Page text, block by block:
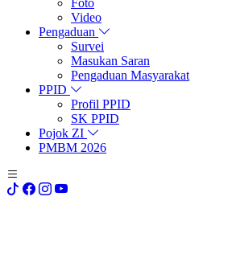
Foto
Video
Pengaduan
Survei
Masukan Saran
Pengaduan Masyarakat
PPID
Profil PPID
SK PPID
Pojok ZI
PMBM 2026